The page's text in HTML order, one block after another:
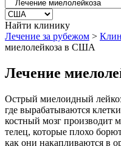
Найти клинику
Лечение за рубежом >
миелолейкоза в США
Лечение
Острый миелоидный
где вырабатываются
костный мозг производит
телец, которые плохо
как они накапливаются в